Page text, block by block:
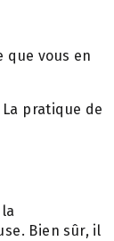
que vous en
pratique de
Bien sûr, il